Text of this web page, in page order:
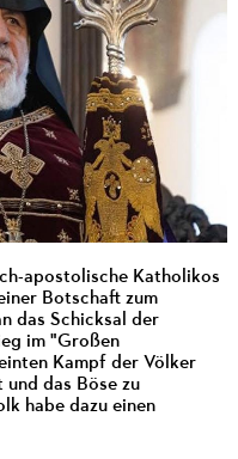
apostolische Katholikos
Botschaft zum
das Schicksal der
im "Großen
Kampf der Völker
das Böse zu
habe dazu einen